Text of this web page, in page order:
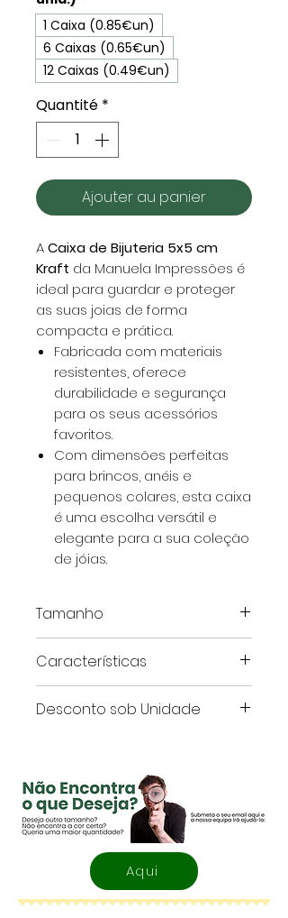
1 Caixa (0.85€un)
6 Caixas (0.65€un)
12 Caixas (0.49€un)
Quantité *
Ajouter au panier
ACaixa de Bijuteria 5x5 cm
Kraft da Manuela Impressões é
ideal para guardar e proteger
as suas joias de forma
compacta e prática.
Fabricada com materiais
resistentes, oferece
durabilidade e segurança
para os seus acessórios
favoritos.
Com dimensões perfeitas
para brincos, anéis e
pequenos colares, esta caixa
é uma escolha versátil e
elegante para a sua coleção
de jóias.
Tamanho
centímetros.
Características
Tamanho:5x5 cm
Desconto sob Unidade
por
Unidade
(€)
0,85
6
0,65 -23,5%
Aqui